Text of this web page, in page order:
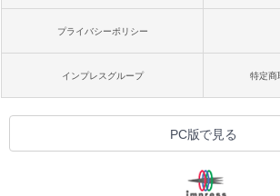
プライバシーポリシー
インプレスグループ 特定商
PC版で見る